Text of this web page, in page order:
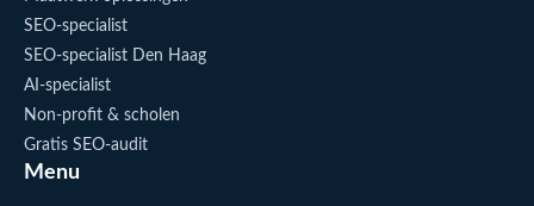
SEO-specialist
SEO-specialist Den Haag
AI-specialist
Non-profit & scholen
Gratis SEO-audit
Menu